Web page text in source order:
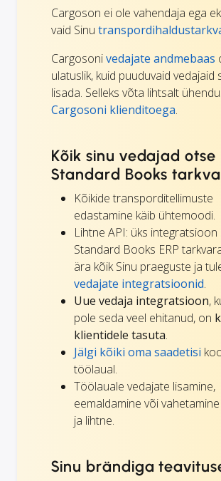
Cargoson ei ole vahendaja ega
vaid Sinu
Cargosonivedajate andmebaas
ulatuslik, kuid puuduvaid vedajaid
lisada. Selleks võta lihtsalt
Cargosoni klienditoega.
Kõik sinu vedajad otse
Standard Books
Kõikide transporditellimuste
edastamine käib ühtemoodi.
Lihtne API: üks integratsioon
Standard Books ERP
ära kõik Sinu praeguste ja
vedajate integratsioonid.
Uue vedaja integratsioon,
pole seda veel ehitanud, on
klientidele tasuta.
Jälgi kõiki oma saadetisi
töölaual.
Töölauale vedajate lisamine,
eemaldamine või
ja lihtne.
Sinu brändiga